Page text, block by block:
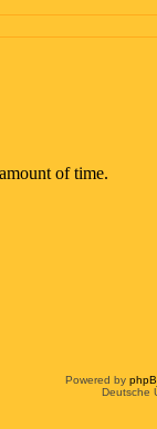
Powered by
Deutsche